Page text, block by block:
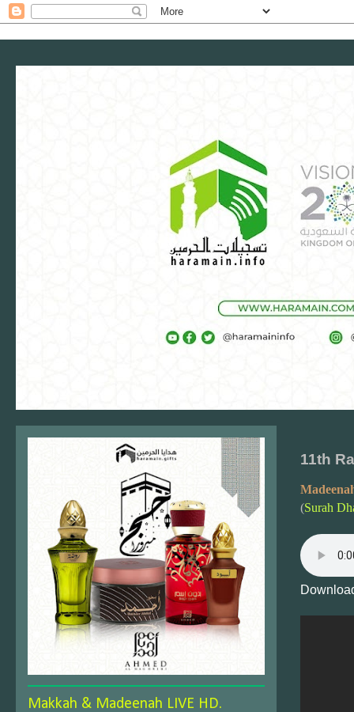
11th
(Surah
Makkah & Madeenah LIVE HD.